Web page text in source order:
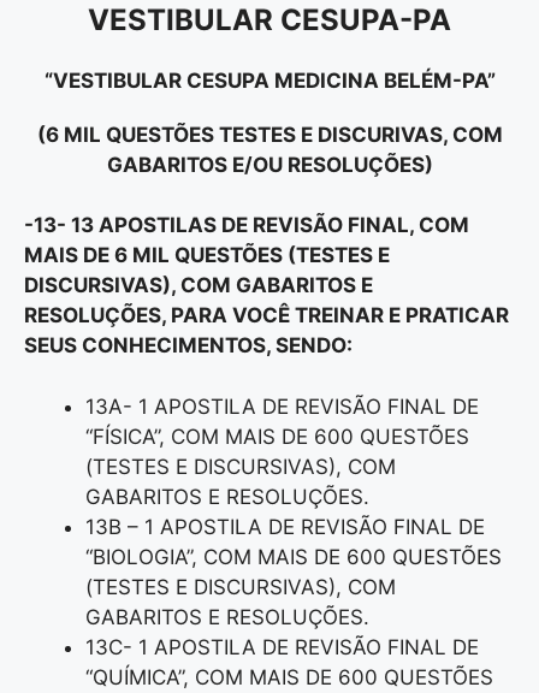
VESTIBULAR CESUPA-PA
“VESTIBULAR CESUPA MEDICINA BELÉM-PA”
(6 MIL QUESTÕES TESTES E DISCURIVAS, COM
GABARITOS E/OU RESOLUÇÕES)
-13- 13 APOSTILAS DE REVISÃO FINAL, COM
MAIS DE 6 MIL QUESTÕES (TESTES E
DISCURSIVAS), COM GABARITOS E
RESOLUÇÕES, PARA VOCÊ TREINAR E PRATICAR
SEUS CONHECIMENTOS, SENDO:
13A- 1 APOSTILA DE REVISÃO FINAL DE
“FÍSICA”, COM MAIS DE 600 QUESTÕES
(TESTES E DISCURSIVAS), COM
GABARITOS E RESOLUÇÕES.
13B – 1 APOSTILA DE REVISÃO FINAL DE
“BIOLOGIA”, COM MAIS DE 600 QUESTÕES
(TESTES E DISCURSIVAS), COM
GABARITOS E RESOLUÇÕES.
13C- 1 APOSTILA DE REVISÃO FINAL DE
“QUÍMICA”, COM MAIS DE 600 QUESTÕES